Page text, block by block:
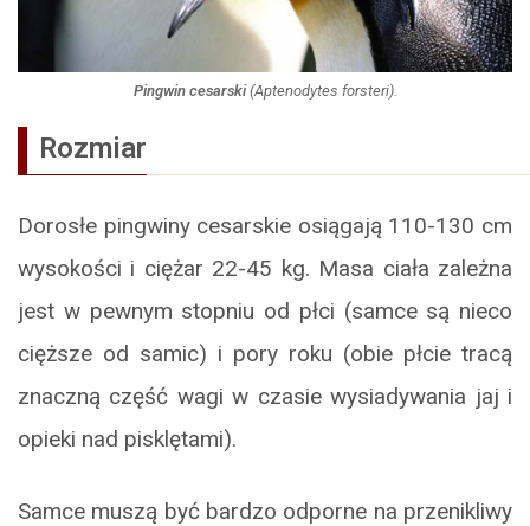
Pingwin cesarski(Aptenodytes forsteri).
Rozmiar
Dorosłe pingwiny cesarskie osiągają 110-130 cm
wysokości i ciężar 22-45 kg. Masa ciała zależna
jest w pewnym stopniu od płci (samce są nieco
cięższe od samic) i pory roku (obie płcie tracą
znaczną część wagi w czasie wysiadywania jaj i
opieki nad pisklętami).
Samce muszą być bardzo odporne na przenikliwy